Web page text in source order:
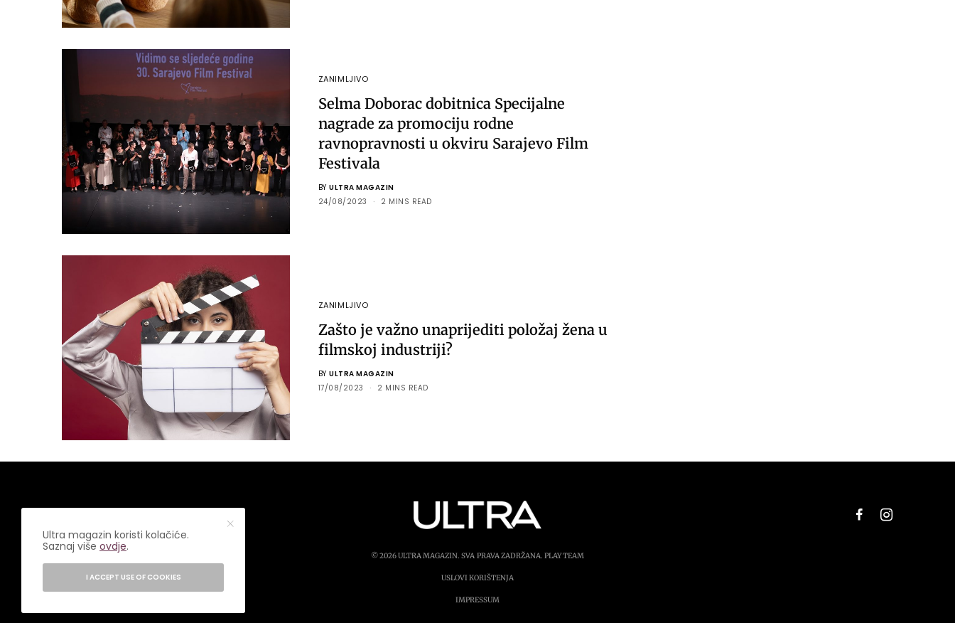
ZANIMLJIVO
Selma Doborac dobitnica Specijalne
nagrade za promociju rodne
ravnopravnosti u okviru Sarajevo Film
Festivala
BY ULTRA MAGAZIN
24/08/2023
2 MINS READ
ZANIMLJIVO
Zašto je važno unaprijediti položaj žena u
filmskoj industriji?
BY ULTRA MAGAZIN
17/08/2023
2 MINS READ
© 2026 ULTRA MAGAZIN. SVA PRAVA ZADRŽANA. PLAY TEAM
USLOVI KORIŠTENJA
IMPRESSUM
Ultra magazin koristi kolačiće.
Saznaj višeovdje.
I ACCEPT USE OF COOKIES